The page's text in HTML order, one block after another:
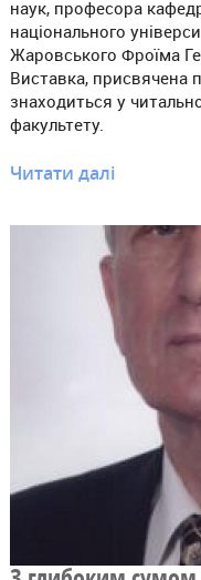
наук, професора
національного
Жаровського Фроїма
Виставка,
знаходиться у
факультету.
Читати далі